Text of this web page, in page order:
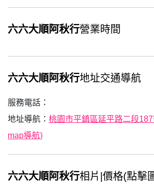
六六大順阿秋行營業時間
六六大順阿秋行地址交通導航
服務電話：
地址導航： 桃園市平鎮區延平路二段
map導航)
六六大順阿秋行相片|價格(點擊